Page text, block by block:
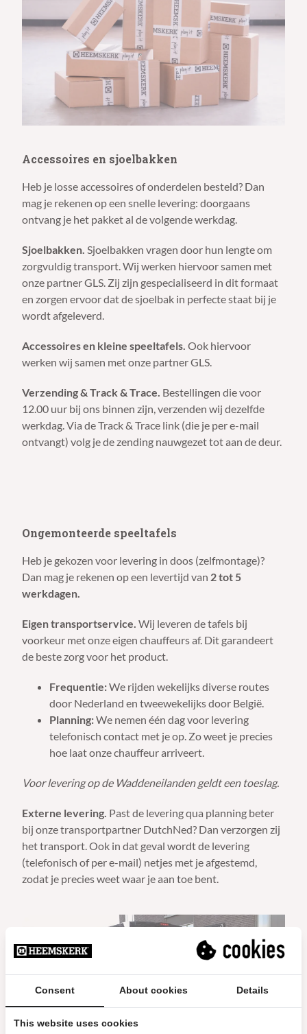
Accessoires en sjoelbakken
Heb je losse accessoires of onderdelen besteld? Dan
mag je rekenen op een snelle levering: doorgaans
ontvang je het pakket al de volgende werkdag.
Sjoelbakken. Sjoelbakken vragen door hun lengte om
zorgvuldig transport. Wij werken hiervoor samen met
onze partner GLS. Zij zijn gespecialiseerd in dit formaat
en zorgen ervoor dat de sjoelbak in perfecte staat bij je
wordt afgeleverd.
Accessoires en kleine speeltafels. Ook hiervoor
werken wij samen met onze partner GLS.
Verzending & Track & Trace. Bestellingen die voor
12.00 uur bij ons binnen zijn, verzenden wij dezelfde
werkdag. Via de Track & Trace link (die je per e-mail
ontvangt) volg je de zending nauwgezet tot aan de deur.
Ongemonteerde speeltafels
Heb je gekozen voor levering in doos (zelfmontage)?
Dan mag je rekenen op een levertijd van 2 tot 5
werkdagen.
Eigen transportservice. Wij leveren de tafels bij
voorkeur met onze eigen chauffeurs af. Dit garandeert
de beste zorg voor het product.
Frequentie:We rijden wekelijks diverse routes
door Nederland en tweewekelijks door België.
Planning:We nemen één dag voor levering
telefonisch contact met je op. Zo weet je precies
hoe laat onze chauffeur arriveert.
Voor levering op de Waddeneilanden geldt een toeslag.
Externe levering. Past de levering qua planning beter
bij onze transportpartner DutchNed? Dan verzorgen zij
het transport. Ook in dat geval wordt de levering
(telefonisch of per e-mail) netjes met je afgestemd,
zodat je precies weet waar je aan toe bent.
Consent About cookies Details
This website uses cookies